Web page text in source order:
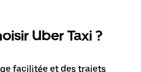
Uber Taxi ?
facilitée et des trajets